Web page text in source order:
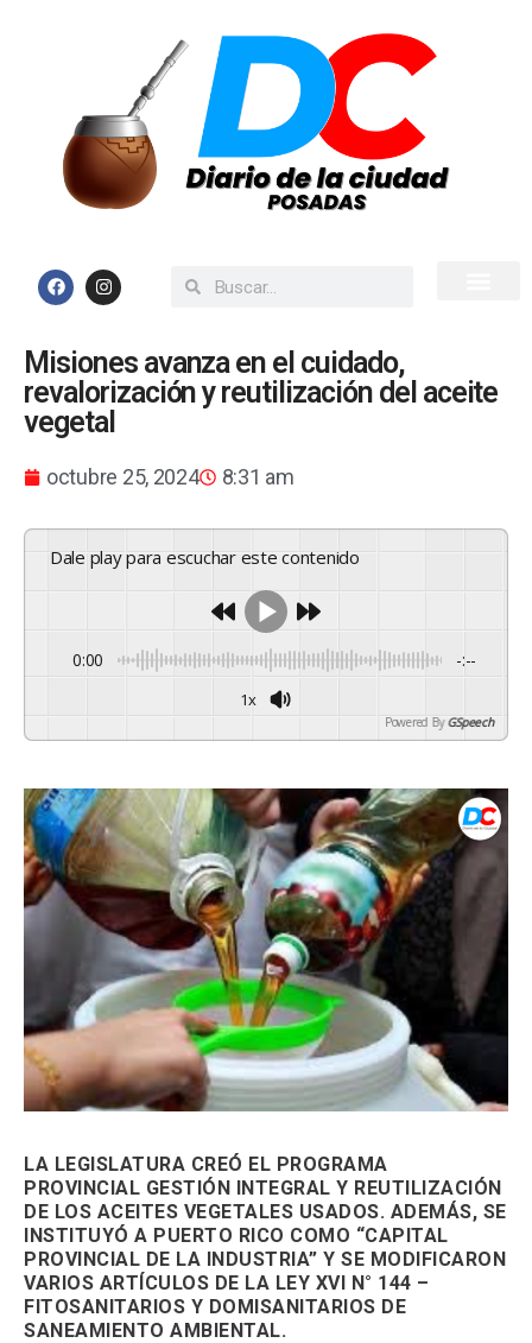
Misiones avanza en el cuidado,
revalorización y reutilización del aceite
vegetal
octubre 25, 2024 8:31 am
Dale play para escuchar este contenido
0:00 -:--
1x
Powered By GSpeech
LA LEGISLATURA CREÓ EL PROGRAMA
PROVINCIAL GESTIÓN INTEGRAL Y REUTILIZACIÓN
DE LOS ACEITES VEGETALES USADOS. ADEMÁS, SE
INSTITUYÓ A PUERTO RICO COMO “CAPITAL
PROVINCIAL DE LA INDUSTRIA” Y SE MODIFICARON
VARIOS ARTÍCULOS DE LA LEY XVI N° 144 –
FITOSANITARIOS Y DOMISANITARIOS DE
SANEAMIENTO AMBIENTAL.